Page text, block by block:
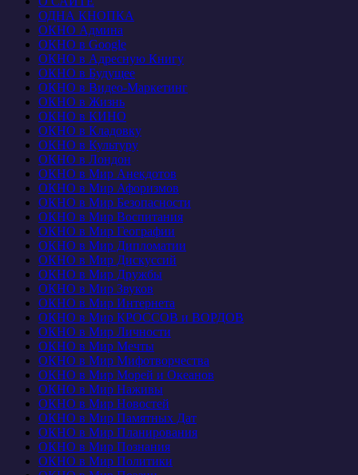
ОДНА КНОПКА
ОКНО Админа
ОКНО в Google
ОКНО в Адресную Книгу
ОКНО в Будущее
ОКНО в Видео-Маркетинг
ОКНО в Жизнь
ОКНО в КИНО
ОКНО в Кладовку
ОКНО в Культуру
ОКНО в Лондон
ОКНО в Мир Анекдотов
ОКНО в Мир Афоризмов
ОКНО в Мир Безопасности
ОКНО в Мир Воспитания
ОКНО в Мир Географии
ОКНО в Мир Дипломатии
ОКНО в Мир Дискуссий
ОКНО в Мир Дружбы
ОКНО в Мир Звуков
ОКНО в Мир Интернета
ОКНО в Мир КРОССОВ и ВОРДОВ
ОКНО в Мир Личности
ОКНО в Мир Мечты
ОКНО в Мир Мифотворчества
ОКНО в Мир Морей и Океанов
ОКНО в Мир Наживы
ОКНО в Мир Новостей
ОКНО в Мир Памятных Дат
ОКНО в Мир Планирования
ОКНО в Мир Познания
ОКНО в Мир Политики